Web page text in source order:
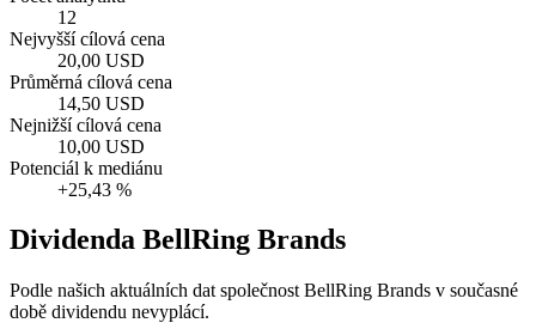
12
Nejvyšší cílová cena
20,00 USD
Průměrná cílová cena
14,50 USD
Nejnižší cílová cena
10,00 USD
Potenciál k mediánu
+25,43 %
Dividenda BellRing Brands
Podle našich aktuálních dat společnost BellRing Brands v současné
době dividendu nevyplácí.